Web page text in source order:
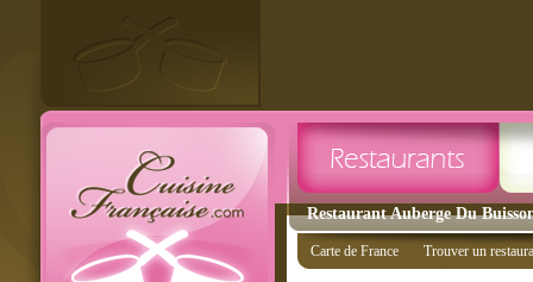
Restaurant Auberge Du
Carte de France Trouver un